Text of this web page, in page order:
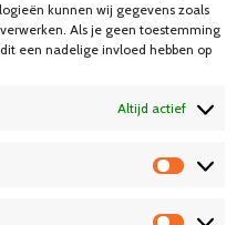
kunnen wij gegevens zoals
Als je geen toestemming
een nadelige invloed hebben op
Altijd actief